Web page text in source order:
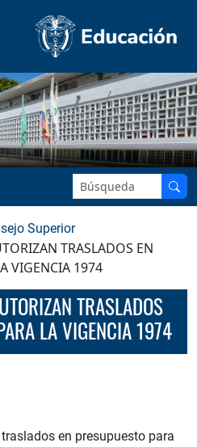
Buscar en el sitio:
Superior
TRASLADOS EN
VIGENCIA 1974
LA VIGENCIA 1974
en presupuesto para